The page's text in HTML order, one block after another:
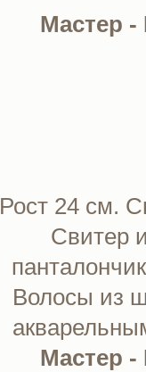
Мастер
Рост 24 см.
Свитер
Волосы из
Мастер